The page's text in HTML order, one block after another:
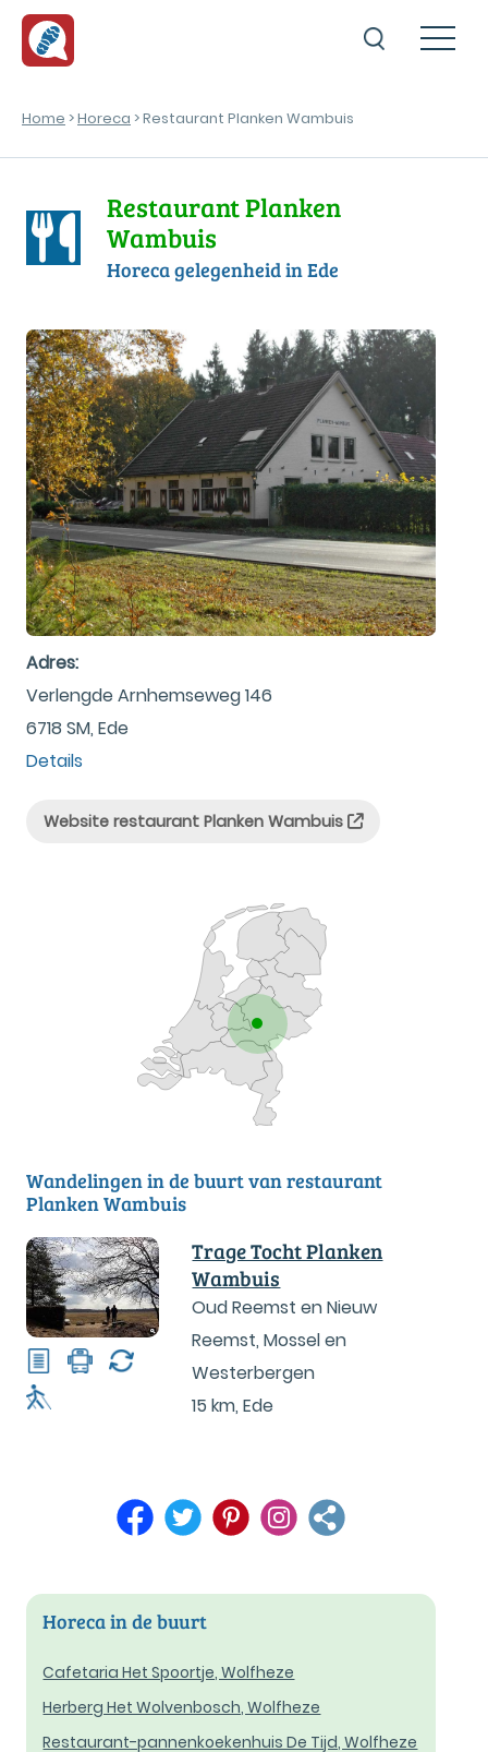
Home >Horeca > Restaurant Planken Wambuis
Restaurant Planken
Wambuis
Horeca gelegenheid in Ede
Adres:
Verlengde Arnhemseweg 146
6718 SM, Ede
Details
Website restaurant Planken Wambuis
Wandelingen in de buurt van restaurant
Planken Wambuis
Trage Tocht Planken
Wambuis
Oud Reemst en Nieuw
Reemst, Mossel en
Westerbergen
15 km,Ede
Horeca in de buurt
Cafetaria Het Spoortje, Wolfheze
Herberg Het Wolvenbosch, Wolfheze
Restaurant-pannenkoekenhuis De Tijd, Wolfheze